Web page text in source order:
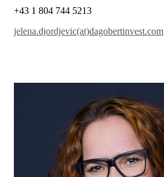
+43 1 804 744 5213
jelena.djordjevic(at)dagobertinvest.com